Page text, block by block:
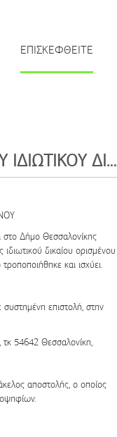
ΕΠΙΣΚΕΦΘΕΙΤΕ
ΑΝΑΚΟΙΝΩΣΗ ΠΡΟΣΛΗΨΗΣ ΠΡΟΣΩΠΙΚΟΥ ΙΔΙΩΤΙΚΟΥ ΔΙΚΑΙΟΥ ΟΡΙΣΜΕΝΟΥ ΧΡΟΝΟΥ ΣΟΧ 1/2021
στο Δήμο Θεσσαλονίκης
δικαίου ορισμένου
και ισχύει.
συστημένη επιστολή, στην
τκ 54642 Θεσσαλονίκη,
αποστολής, ο οποίος